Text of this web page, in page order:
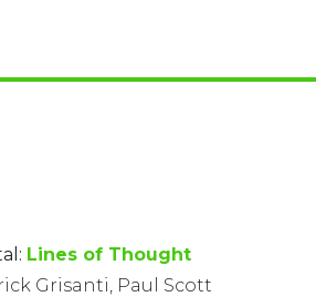
Lines of Thought
Grisanti, Paul Scott